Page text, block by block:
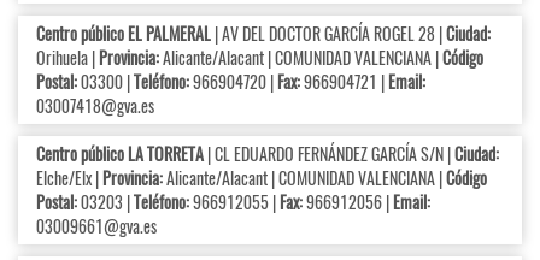
Centro público EL PALMERAL| AV DEL DOCTOR GARCÍA ROGEL 28 |Ciudad:
Orihuela |Provincia:Alicante/Alacant | COMUNIDAD VALENCIANA |Código
Postal:03300 |Teléfono:966904720 |Fax:966904721 |Email:
03007418@gva.es
Centro público LA TORRETA| CL EDUARDO FERNÁNDEZ GARCÍA S/N |Ciudad:
Elche/Elx |Provincia:Alicante/Alacant | COMUNIDAD VALENCIANA |Código
Postal:03203 |Teléfono:966912055 |Fax:966912056 |Email:
03009661@gva.es